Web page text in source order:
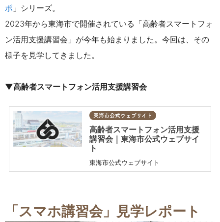
ポ 」シリーズ。
2023年から東海市で開催されている「高齢者スマートフォ
ン活用支援講習会」が今年も始まりました。今回は、その
様子を見学してきました。
▼高齢者スマートフォン活用支援講習会
東海市公式ウェブサイト
高齢者スマートフォン活用支援
講習会｜東海市公式ウェブサイ
ト
東海市公式ウェブサイト
「スマホ講習会」見学レポート